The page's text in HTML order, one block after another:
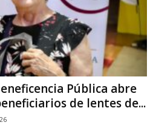
Pública abre
de lentes de...